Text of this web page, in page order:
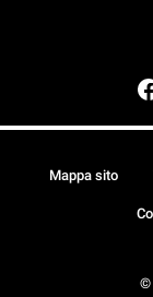
©
Mappa sito